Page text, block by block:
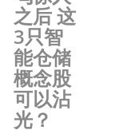
之后 这
3只智
能仓储
概念股
可以沾
光？